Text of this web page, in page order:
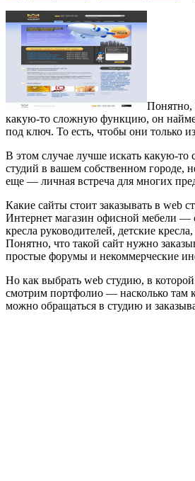
Понятно,
какую-то сложную функцию, он
под ключ. То есть, чтобы они только
В этом случае лучше искать какую-то
студий в вашем собственном городе,
еще — личная встреча для многих
Какие сайты стоит заказывать в
Интернет магазин офисной мебели —
кресла руководителей, детские
Понятно, что такой сайт нужно
простые форумы и некоммерческие
Но как выбрать web студию, в которой
смотрим портфолио — насколько там
можно обращаться в студию и